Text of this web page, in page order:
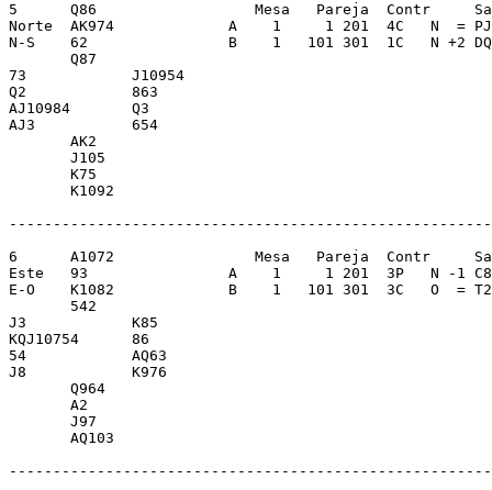
5      Q86                  Mesa   Pareja  Contr     Sal
Norte  AK974             A    1     1 201  4C   N  =
N-S    62                B    1   101 301  1C   N +2
       Q87
73            J10954
Q2            863
AJ10984       Q3
AJ3           654
       AK2
       J105
       K75
       K1092
6      A1072                Mesa   Pareja  Contr
Este   93                A    1     1 201  3P   N -1
E-O    K1082             B    1   101 301  3C   O  =
       542
J3            K85
KQJ10754      86
54            AQ63
J8            K976
       Q964
       A2
       J97
       AQ103